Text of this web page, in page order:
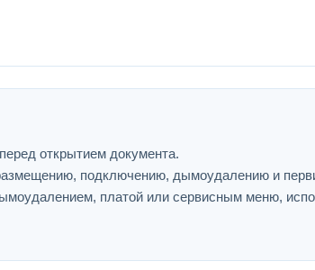
открытием документа.
подключению, дымоудалению и
платой или сервисным меню,